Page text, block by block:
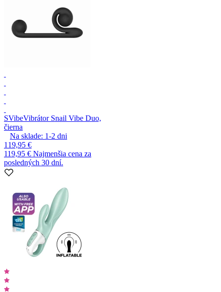
SVibeVibrátor Snail Vibe Duo,
čierna
Na sklade: 1-2 dni
119,95 €
119,95 € Najmenšia cena za
posledných 30 dní.